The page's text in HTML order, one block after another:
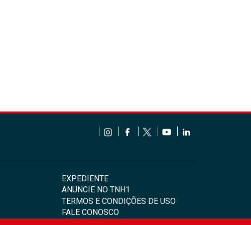
EXPEDIENTE
ANUNCIE NO TNH1
TERMOS E CONDIÇÕES DE USO
FALE CONOSCO